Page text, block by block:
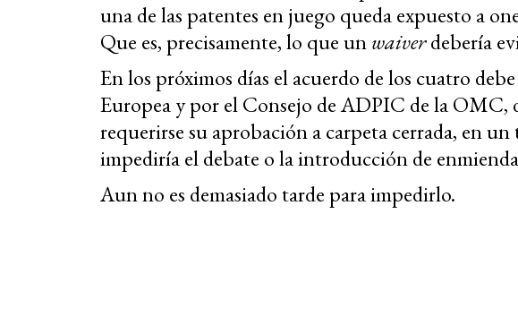
una de las patentes en juego queda expuesto a
Que es, precisamente, lo que unwaiverdebería
En los próximos días el acuerdo de los cuatro
Europea y por el Consejo de ADPIC de la OMC,
requerirse su aprobación a carpeta cerrada, en
impediría el debate o la introducción de
Aun no es demasiado tarde para impedirlo.